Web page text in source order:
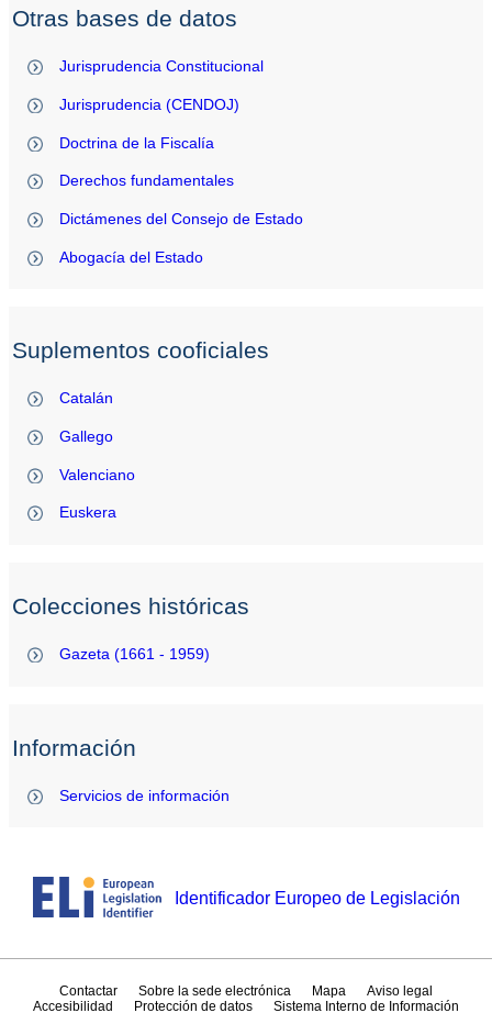
Otras bases de datos
Jurisprudencia Constitucional
Jurisprudencia (CENDOJ)
Doctrina de la Fiscalía
Derechos fundamentales
Dictámenes del Consejo de Estado
Abogacía del Estado
Suplementos cooficiales
Catalán
Gallego
Valenciano
Euskera
Colecciones históricas
Gazeta (1661 - 1959)
Información
Servicios de información
Identificador Europeo de Legislación
Contactar Sobre la sede electrónica Mapa
Aviso legal
Accesibilidad
Protección de datos Sistema Interno de Información